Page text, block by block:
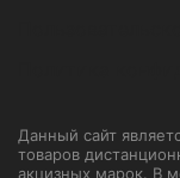
Данный сайт
товаров
акцизных марок. В